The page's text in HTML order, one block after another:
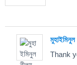
মুহাইমিনুল
Thank